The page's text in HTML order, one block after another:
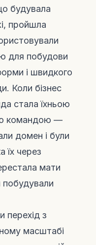
будувала
пройшла
для побудови
і швидкого
Коли бізнес
стала їхньою
командою —
домен і були
їх через
мати
побудували
перехід з
масштабі